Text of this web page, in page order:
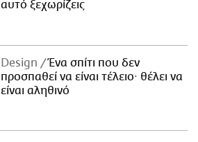
αυτό ξεχωρίζεις
Design
Ένα σπίτι που δεν
προσπαθεί να είναι τέλειο· θέλει να
είναι αληθινό